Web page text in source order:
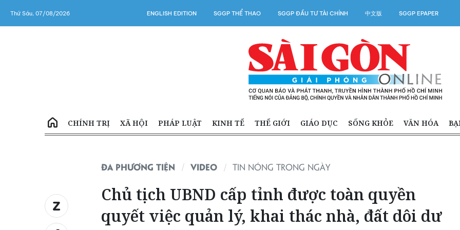
Thứ Sáu, 07/08/2026 ENGLISH EDITION SGGP THỂ THAO SGGP ĐẦU TƯ TÀI CHÍNH 中文版 SGGP EPAPER
CHÍNH TRỊ XÃ HỘI PHÁP LUẬT KINH TẾ THẾ GIỚI GIÁO DỤC SỐNG KHỎE VĂN HÓA
ĐA PHƯƠNG TIỆN VIDEO TIN NÓNG TRONG NGÀY
Chủ tịch UBND cấp tỉnh được toàn quyền
quyết việc quản lý, khai thác nhà, đất dôi dư